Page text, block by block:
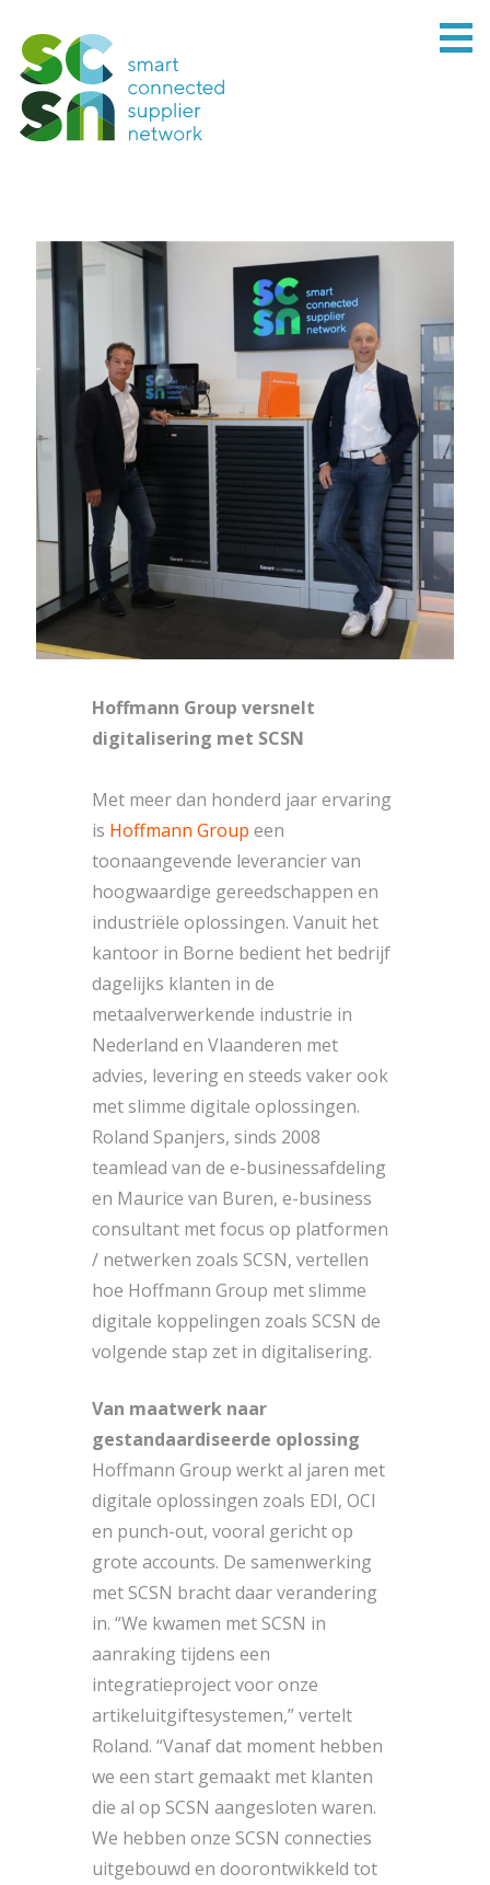
Hoffmann Group versnelt
digitalisering met SCSN
Met meer dan honderd jaar ervaring
is Hoffmann Group een
toonaangevende leverancier van
hoogwaardige gereedschappen en
industriële oplossingen. Vanuit het
kantoor in Borne bedient het bedrijf
dagelijks klanten in de
metaalverwerkende industrie in
Nederland en Vlaanderen met
advies, levering en steeds vaker ook
met slimme digitale oplossingen.
Roland Spanjers, sinds 2008
teamlead van de e-businessafdeling
en Maurice van Buren, e-business
consultant met focus op platformen
/ netwerken zoals SCSN, vertellen
hoe Hoffmann Group met slimme
digitale koppelingen zoals SCSN de
volgende stap zet in digitalisering.
Van maatwerk naar
gestandaardiseerde oplossing
Hoffmann Group werkt al jaren met
digitale oplossingen zoals EDI, OCI
en punch-out, vooral gericht op
grote accounts. De samenwerking
met SCSN bracht daar verandering
in. “We kwamen met SCSN in
aanraking tijdens een
integratieproject voor onze
artikeluitgiftesystemen,” vertelt
Roland. “Vanaf dat moment hebben
we een start gemaakt met klanten
die al op SCSN aangesloten waren.
We hebben onze SCSN connecties
uitgebouwd en doorontwikkeld tot